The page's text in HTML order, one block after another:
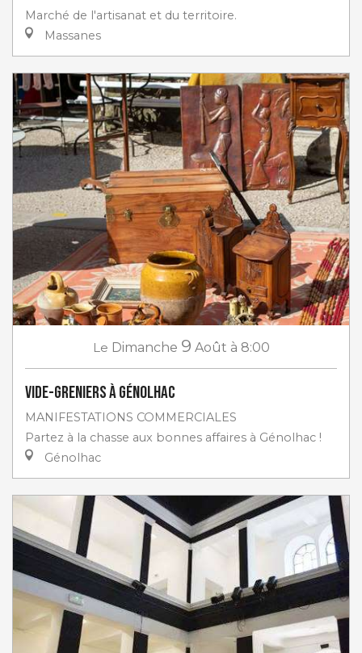
Marché de l'artisanat et du territoire.
Massanes
Le Dimanche 9 Août à 8:00
Vide-greniers à Génolhac
MANIFESTATIONS COMMERCIALES
Partez à la chasse aux bonnes affaires à Génolhac !
Génolhac